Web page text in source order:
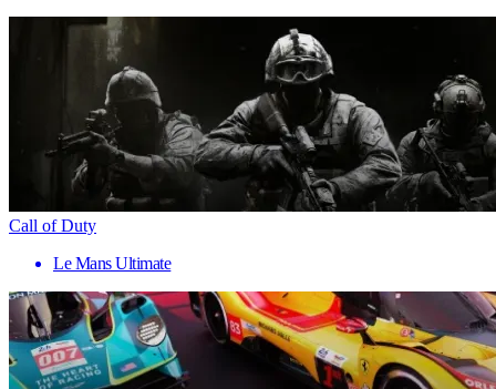
Call of Duty
Le Mans Ultimate